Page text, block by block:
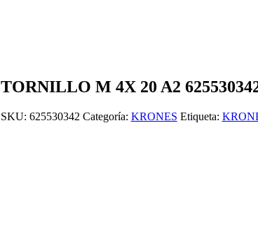
TORNILLO M 4X 20 A2
SKU: 625530342 Categoría: KRONES Etiqueta: